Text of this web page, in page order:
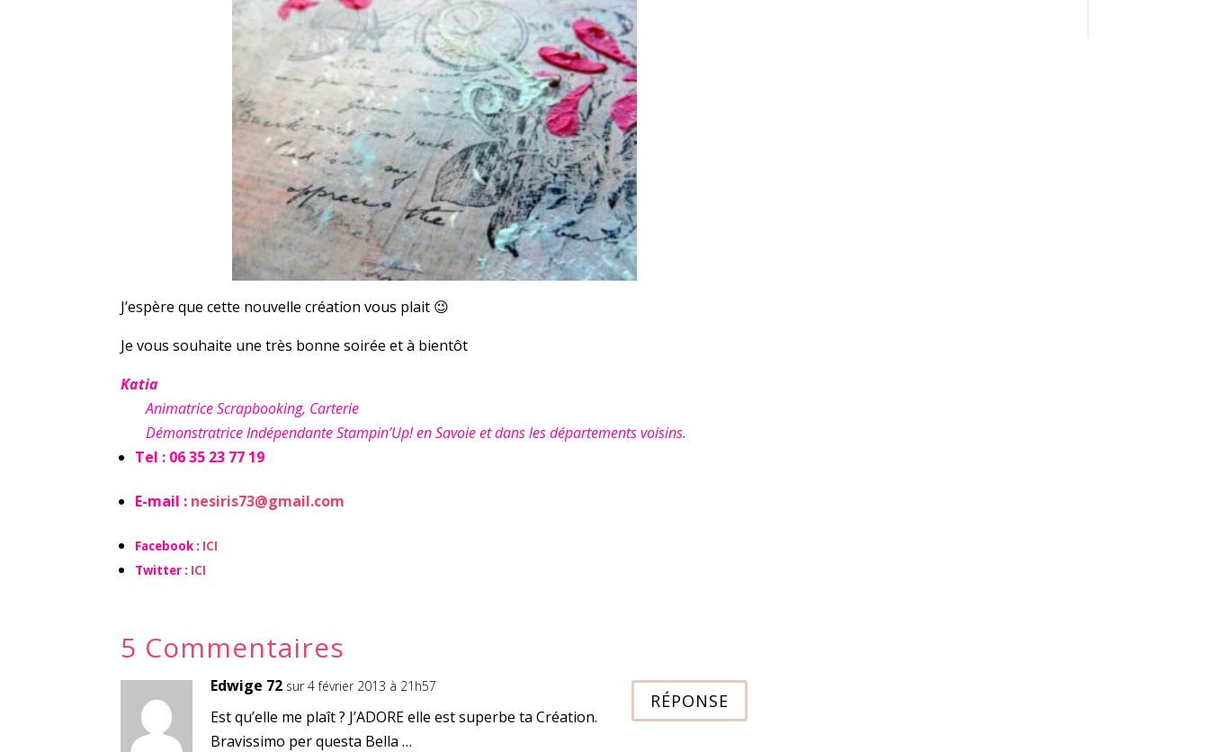
J’espère que cette nouvelle création vous plait 😉
Je vous souhaite une très bonne soirée et à bientôt
Katia
Animatrice Scrapbooking, Carterie
Démonstratrice Indépendante Stampin’Up! en Savoie et dans les départements voisins.
Tel : 06 35 23 77 19
E-mail : nesiris73@gmail.com
Facebook : ICI
Twitter : ICI
5 Commentaires
Edwige 72 sur 4 février 2013 à 21h57
Est qu’elle me plaît ? J’ADORE elle est superbe ta Création.
Bravissimo per questa Bella …
RÉPONSE